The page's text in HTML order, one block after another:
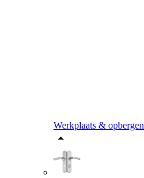
Werkplaats & opbergen